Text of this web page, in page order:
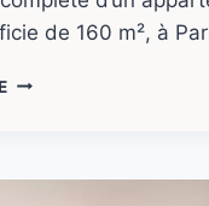
de 160 m², à